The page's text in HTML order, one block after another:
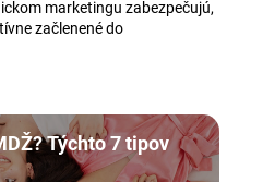
marketingu zabezpečujú,
začlenené do
Týchto 7 tipov